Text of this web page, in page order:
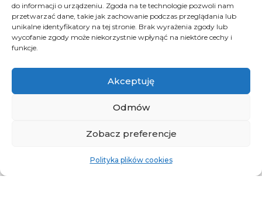
do informacji o urządzeniu. Zgoda na te technologie pozwoli nam
przetwarzać dane, takie jak zachowanie podczas przeglądania lub
unikalne identyfikatory na tej stronie. Brak wyrażenia zgody lub
wycofanie zgody może niekorzystnie wpłynąć na niektóre cechy i
funkcje.
Akceptuję
Odmów
Zobacz preferencje
Polityka plików cookies